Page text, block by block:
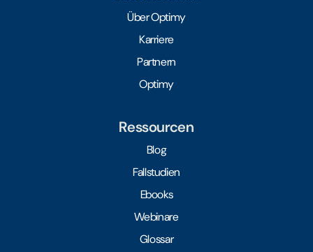
Über Optimy
Karriere
Partnern
Optimy
Ressourcen
Blog
Fallstudien
Ebooks
Webinare
Glossar